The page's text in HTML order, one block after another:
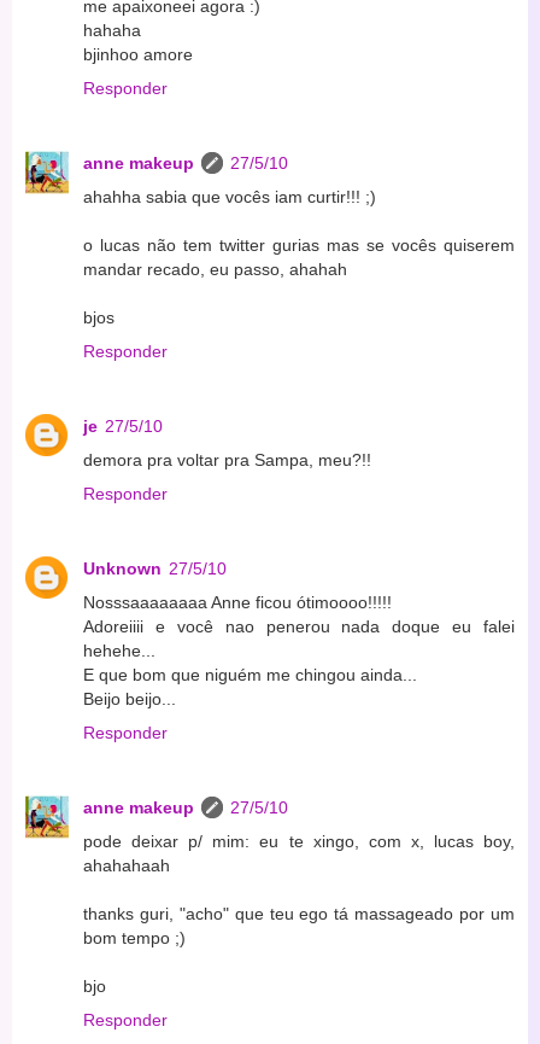
me apaixoneei agora :)
hahaha
bjinhoo amore
Responder
anne makeup
27/5/10
ahahha sabia que vocês iam curtir!!! ;)
o lucas não tem twitter gurias mas se vocês quiserem
mandar recado, eu passo, ahahah
bjos
Responder
je 27/5/10
demora pra voltar pra Sampa, meu?!!
Responder
Unknown 27/5/10
Nosssaaaaaaaa Anne ficou ótimoooo!!!!!
Adoreiiii e você nao penerou nada doque eu falei
hehehe...
E que bom que niguém me chingou ainda...
Beijo beijo...
Responder
anne makeup
27/5/10
pode deixar p/ mim: eu te xingo, com x, lucas boy,
ahahahaah
thanks guri, "acho" que teu ego tá massageado por um
bom tempo ;)
bjo
Responder